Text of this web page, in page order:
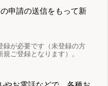
申請の送信をもって新
が必要です（未登録の方
ご登録となります）。